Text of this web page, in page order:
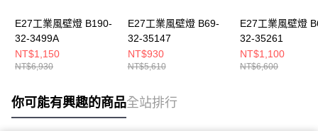
E27工業風壁燈 B190-
32-3499A
NT$1,150
NT$6,930
E27工業風壁燈 B69-
32-35147
NT$930
NT$5,610
E27工業風壁燈
32-35261
NT$1,100
NT$6,600
你可能有興趣的商品全站排行